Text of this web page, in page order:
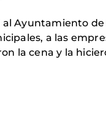
Ayuntamiento de
a las
la cena y la